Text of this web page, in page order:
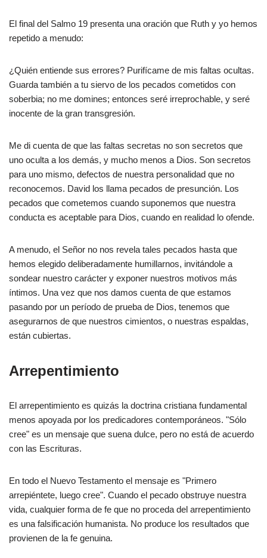
El final del Salmo 19 presenta una oración que Ruth y yo hemos
repetido a menudo:
¿Quién entiende sus errores? Purifícame de mis faltas ocultas.
Guarda también a tu siervo de los pecados cometidos con
soberbia; no me domines; entonces seré irreprochable, y seré
inocente de la gran transgresión.
Me di cuenta de que las faltas secretas no son secretos que
uno oculta a los demás, y mucho menos a Dios. Son secretos
para uno mismo, defectos de nuestra personalidad que no
reconocemos. David los llama pecados de presunción. Los
pecados que cometemos cuando suponemos que nuestra
conducta es aceptable para Dios, cuando en realidad lo ofende.
A menudo, el Señor no nos revela tales pecados hasta que
hemos elegido deliberadamente humillarnos, invitándole a
sondear nuestro carácter y exponer nuestros motivos más
íntimos. Una vez que nos damos cuenta de que estamos
pasando por un período de prueba de Dios, tenemos que
asegurarnos de que nuestros cimientos, o nuestras espaldas,
están cubiertas.
Arrepentimiento
El arrepentimiento es quizás la doctrina cristiana fundamental
menos apoyada por los predicadores contemporáneos. "Sólo
cree" es un mensaje que suena dulce, pero no está de acuerdo
con las Escrituras.
En todo el Nuevo Testamento el mensaje es "Primero
arrepiéntete, luego cree". Cuando el pecado obstruye nuestra
vida, cualquier forma de fe que no proceda del arrepentimiento
es una falsificación humanista. No produce los resultados que
provienen de la fe genuina.